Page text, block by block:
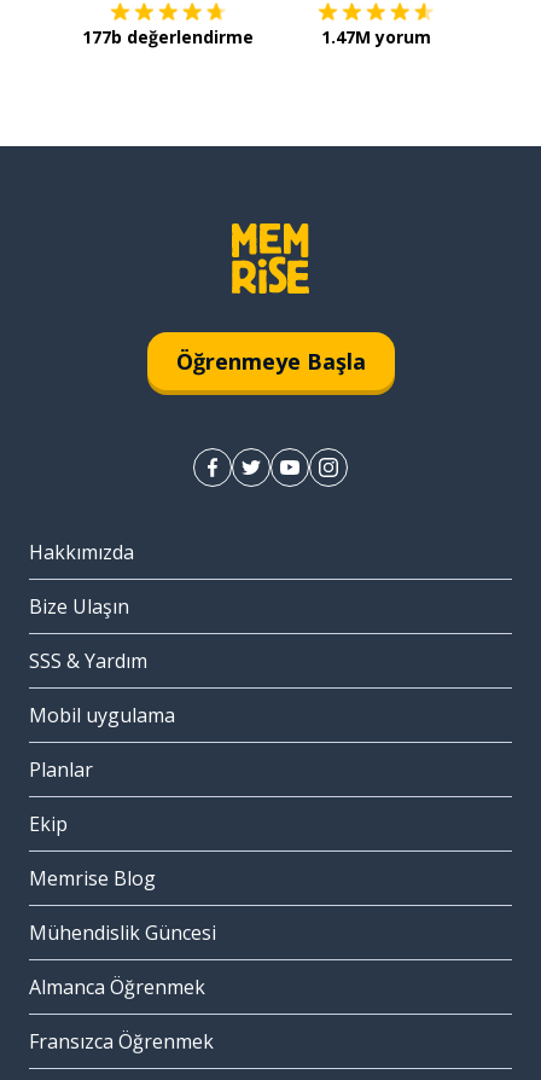
177b değerlendirme 1.47M yorum
Öğrenmeye Başla
Hakkımızda
Bize Ulaşın
SSS & Yardım
Mobil uygulama
Planlar
Ekip
Memrise Blog
Mühendislik Güncesi
Almanca Öğrenmek
Fransızca Öğrenmek